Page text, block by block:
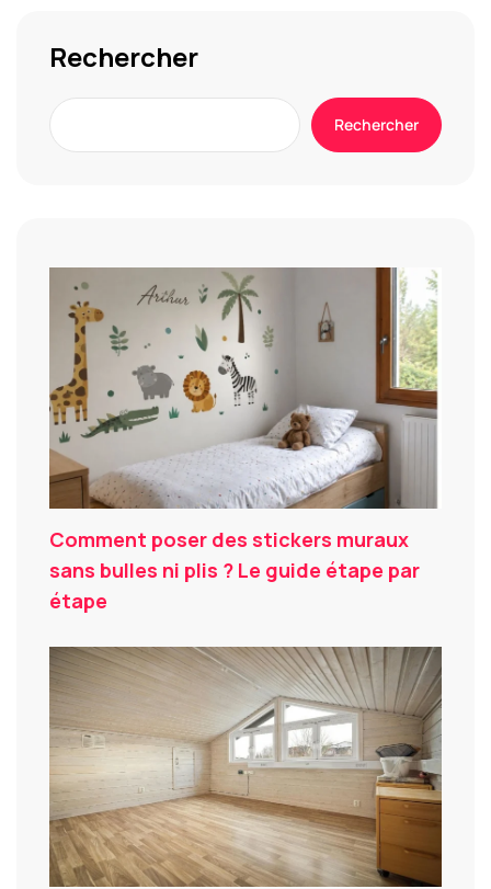
Rechercher
Rechercher
Comment poser des stickers muraux
sans bulles ni plis ? Le guide étape par
étape